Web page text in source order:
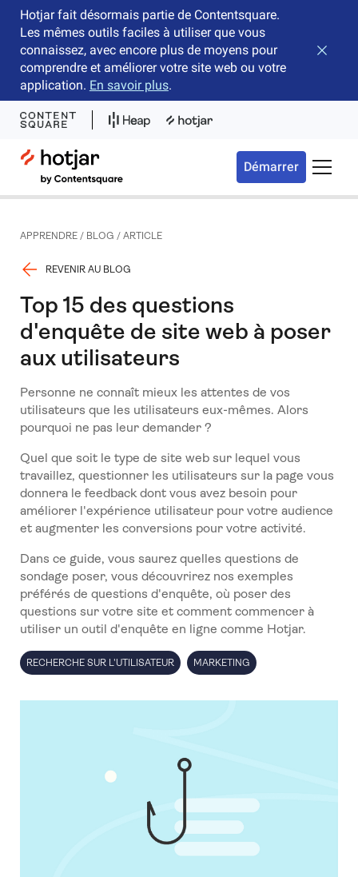
Hotjar fait désormais partie de Contentsquare.
Les mêmes outils faciles à utiliser que vous
connaissez, avec encore plus de moyens pour
comprendre et améliorer votre site web ou votre
application. En savoir plus.
Hotjar Logo
Démarrer
APPRENDRE/ BLOG / ARTICLE
REVENIR AU BLOG
Top 15 des questions
d'enquête de site web à poser
aux utilisateurs
Personne ne connaît mieux les attentes de vos
utilisateurs que les utilisateurs eux-mêmes. Alors
pourquoi ne pas leur demander ?
Quel que soit le type de site web sur lequel vous
travaillez, questionner les utilisateurs sur la page vous
donnera le feedback dont vous avez besoin pour
améliorer l'expérience utilisateur pour votre audience
et augmenter les conversions pour votre activité.
Dans ce guide, vous saurez quelles questions de
sondage poser, vous découvrirez nos exemples
préférés de questions d'enquête, où poser des
questions sur votre site et comment commencer à
utiliser un outil d'enquête en ligne comme Hotjar.
RECHERCHE SUR L'UTILISATEUR MARKETING